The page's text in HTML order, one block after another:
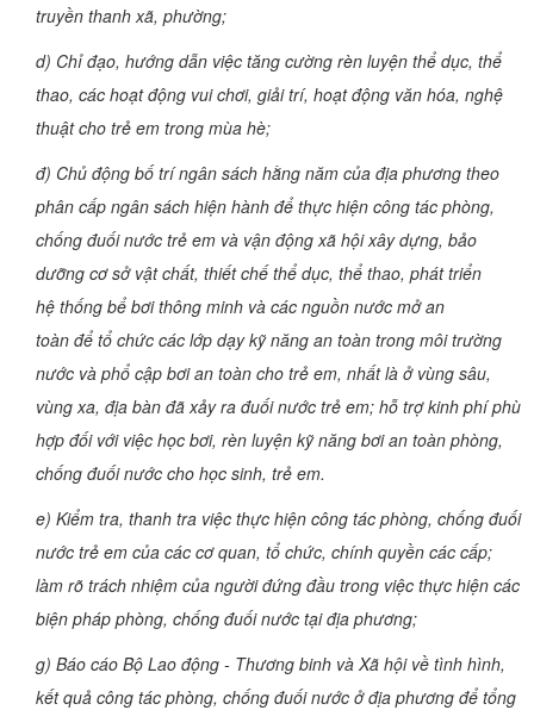
truyền thanh xã, phường;
d) Chỉ đạo, hướng dẫn việc tăng cường rèn luyện thể dục, thể
thao, các hoạt động vui chơi, giải trí, hoạt động văn hóa, nghệ
thuật cho trẻ em trong mùa hè;
đ) Chủ động bố trí ngân sách hằng năm của địa phương theo
phân cấp ngân sách hiện hành để thực hiện công tác phòng,
chống đuối nước trẻ em và vận động xã hội xây dựng, bảo
dưỡng cơ sở vật chất, thiết chế thể dục, thể thao, phát triển
hệ thống bể bơi thông minh và các nguồn nước mở an
toàn để tổ chức các lớp dạy kỹ năng an toàn trong môi trường
nước và phổ cập bơi an toàn cho trẻ em, nhất là ở vùng sâu,
vùng xa, địa bàn đã xảy ra đuối nước trẻ em; hỗ trợ kinh phí phù
hợp đối với việc học bơi, rèn luyện kỹ năng bơi an toàn phòng,
chống đuối nước cho học sinh, trẻ em.
e) Kiểm tra, thanh tra việc thực hiện công tác phòng, chống đuối
nước trẻ em của các cơ quan, tổ chức, chính quyền các cấp;
làm rõ trách nhiệm của người đứng đầu trong việc thực hiện các
biện pháp phòng, chống đuối nước tại địa phương;
g) Báo cáo Bộ Lao động - Thương binh và Xã hội về tình hình,
kết quả công tác phòng, chống đuối nước ở địa phương để tổng